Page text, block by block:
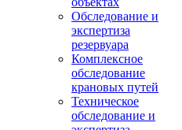
Обследование и
экспертиза
резервуара
Комплексное
обследование
крановых путей
Техническое
обследование и